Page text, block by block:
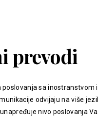
prevodi
sa inostranstvom i
odvijaju na više
nivo poslovanja